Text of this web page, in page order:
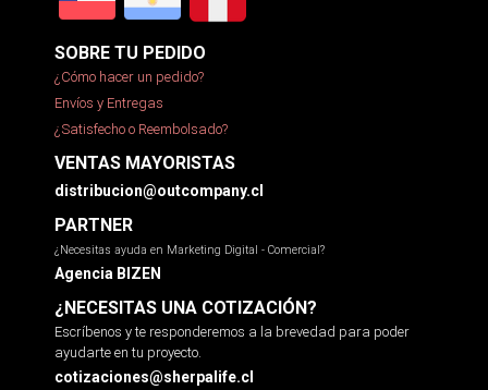
SOBRE TU PEDIDO
¿Cómo hacer un pedido?
Envíos y Entregas
¿Satisfecho o Reembolsado?
VENTAS MAYORISTAS
distribucion@outcompany.cl
PARTNER
¿Necesitas ayuda en Marketing Digital - Comercial?
Agencia BIZEN
¿NECESITAS UNA COTIZACIÓN?
Escríbenos y te responderemos a la brevedad para poder
ayudarte en tu proyecto.
cotizaciones@sherpalife.cl